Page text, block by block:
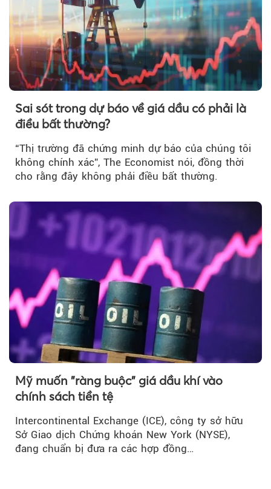
Sai sót trong dự báo về giá dầu có phải là
điều bất thường?
“Thị trường đã chứng minh dự báo của chúng tôi
không chính xác”, The Economist nói, đồng thời
cho rằng đây không phải điều bất thường.
Mỹ muốn "ràng buộc" giá dầu khí vào
chính sách tiền tệ
Intercontinental Exchange (ICE), công ty sở hữu
Sở Giao dịch Chứng khoán New York (NYSE),
đang chuẩn bị đưa ra các hợp đồng…